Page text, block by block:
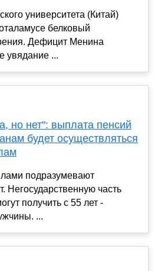
университета (Китай)
белковый
Дефицит Менина
увядание ...
но нет": выплата пенсий
будет осуществляться
подразумевают
Негосударственную часть
получить с 55 лет -
...